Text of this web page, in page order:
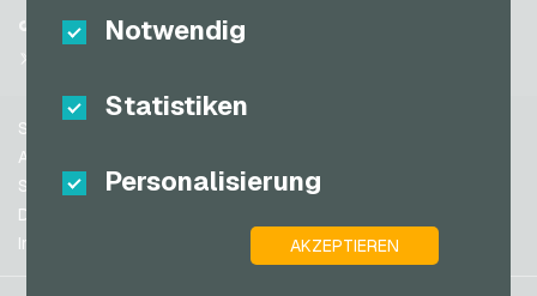
Notwendig
Statistiken
Personalisierung
AKZEPTIEREN
toom Geschenkkarten
World of Sweets Geschenkkarten
Zalando Geschenkkarten
Schweiz (DE)
Schweiz (IT)
USA (EN)
Partner
TikTok
Support
AGB
Sicherheit & Verifikation
Datenschutzrichtlinien
Impressum